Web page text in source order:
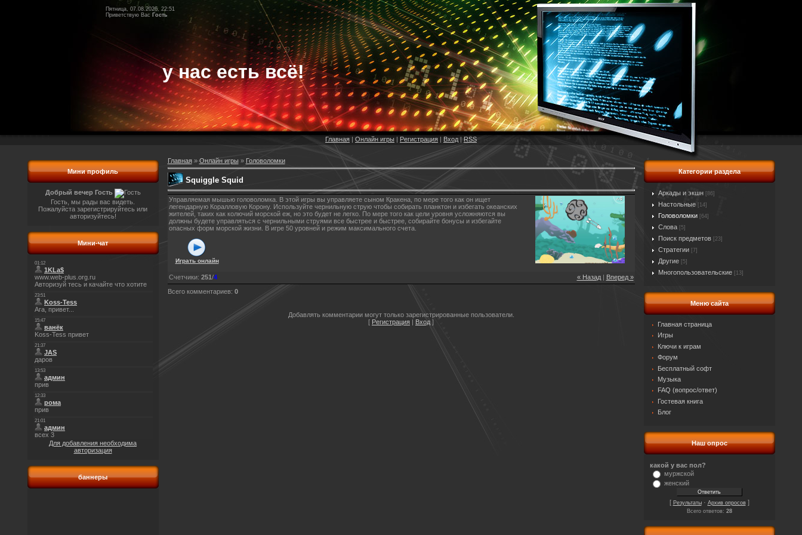
Пятница, 07.08.2026, 22:51
Приветствую Вас Гость
у нас есть всё!
Главная | Онлайн игры | Регистрация | Вход|RSS
Мини профиль
Добрый вечер Гость
Гость, мы рады вас видеть.
Пожалуйста зарегистрируйтесь или
авторизуйтесь!
Мини-чат
Для добавления необходима
авторизация
баннеры
Главная» Онлайн игры » Головоломки
Squiggle Squid
Управляемая мышью головоломка. В этой игры вы управляете сыном Кракена, по мере того как он ищет
легендарную Коралловую Корону. Используйте чернильную струю чтобы собирать планктон и избегать океанских
жителей, таких как колючий морской еж, но это будет не легко. По мере того как цели уровня усложняются вы
должны будете управляться с чернильными струями все быстрее и быстрее, собирайте бонусы и избегайте
опасных форм морской жизни. В игре 50 уровней и режим максимального счета.
Играть онлайн
« Назад| Вперед »
Счетчики: 251 /4
Всего комментариев: 0
Добавлять комментарии могут только зарегистрированные пользователи.
[ Регистрация Вход ]
Категории раздела
Аркады и экшн [86]
Настольные [14]
Головоломки [64]
Слова [5]
Поиск предметов [23]
Стратегии [7]
Другие [5]
Многопользовательские [13]
Меню сайта
Главная страница
Игры
Ключи к играм
Форум
Бесплатный софт
Музыка
FAQ (вопрос/ответ)
Гостевая книга
Блог
Наш опрос
какой у вас пол?
муржской
женский
[ Результаты· Архив опросов]
Всего ответов: 28